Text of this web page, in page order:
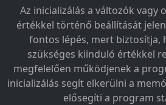
Az inicializálás a változók vagy
értékkel történő beállítását
fontos lépés, mert biztosítja,
szükséges kiinduló értékkel
megfelelően működjenek a
inicializálás segít elkerülni a
elősegíti a program